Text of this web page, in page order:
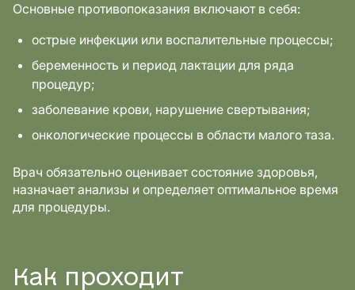
Основные противопоказания включают в себя:
острые инфекции или воспалительные процессы;
беременность и период лактации для ряда
процедур;
заболевание крови, нарушение свертывания;
онкологические процессы в области малого таза.
Врач обязательно оценивает состояние здоровья,
назначает анализы и определяет оптимальное время
для процедуры.
Как проходит